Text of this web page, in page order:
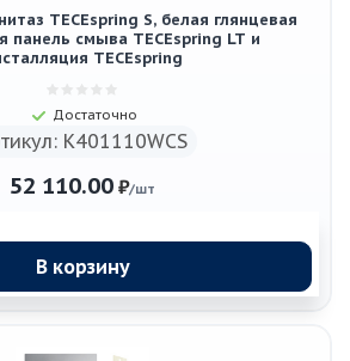
TECEspring S, белая глянцевая
панель смыва TECEspring LT и
TECEspring
Достаточно
K401110WCS
52 110.00 ₽/шт
В корзину